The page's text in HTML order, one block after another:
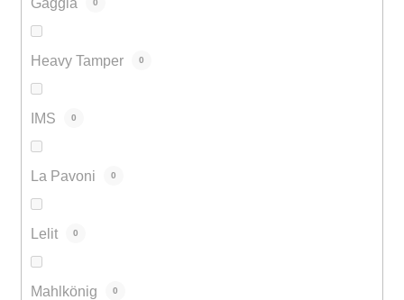
0
Heavy Tamper 0
IMS 0
La Pavoni 0
Lelit 0
Mahlkönig 0